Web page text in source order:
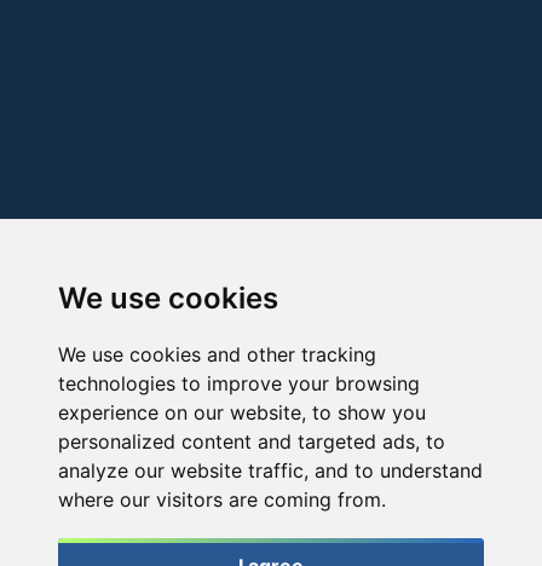
We use cookies
We use cookies and other tracking
technologies to improve your browsing
experience on our website, to show you
personalized content and targeted ads, to
analyze our website traffic, and to understand
where our visitors are coming from.